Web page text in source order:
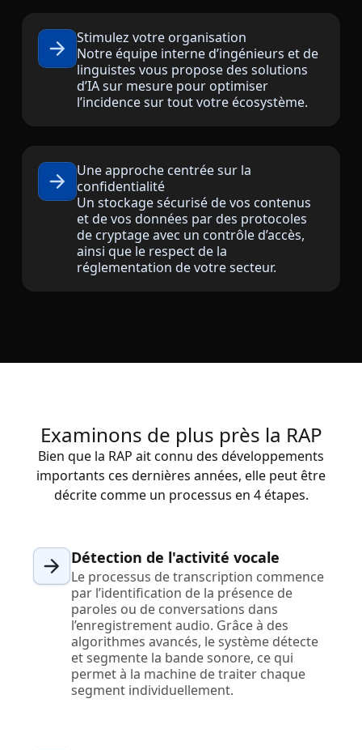
Finance
Défense & Sécurité
Tous les secteurs
Découvrez Lia
Traduction IA rapide, intelligente et évolutive
Stimulez votre organisation
Notre équipe interne d’ingénieurs et de
linguistes vous propose des solutions
d’IA sur mesure pour optimiser
l’incidence sur tout votre écosystème.
Une approche centrée sur la
confidentialité
Un stockage sécurisé de vos contenus
et de vos données par des protocoles
de cryptage avec un contrôle d’accès,
ainsi que le respect de la
réglementation de votre secteur.
Examinons de plus près la RAP
Bien que la RAP ait connu des développements
importants ces dernières années, elle peut être
décrite comme un processus en 4 étapes.
Détection de l'activité vocale
Le processus de transcription commence
par l’identification de la présence de
paroles ou de conversations dans
l’enregistrement audio. Grâce à des
algorithmes avancés, le système détecte
et segmente la bande sonore, ce qui
permet à la machine de traiter chaque
segment individuellement.